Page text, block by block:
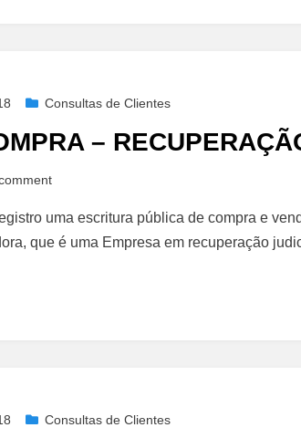
Consultas de Clientes
–
on
e
Compra
uma escritura pública de compra e
que é uma Empresa em recuperação
Consultas de Clientes